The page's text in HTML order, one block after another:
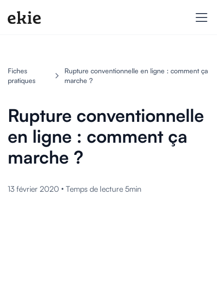
Fiches
pratiques
Rupture conventionnelle en ligne : comment ça
marche ?
Rupture conventionnelle
en ligne : comment ça
marche ?
13 février 2020 • Temps de lecture 5min